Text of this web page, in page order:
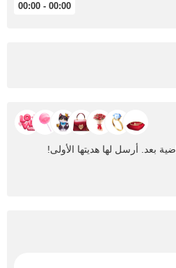
00:00 - 00:00
بعد. أرسل لها هديتها الأولى!